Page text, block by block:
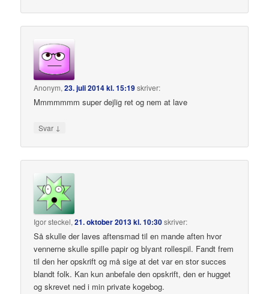
Anonym,23. juli 2014 kl. 15:19skriver:
Mmmmmmm super dejlig ret og nem at lave
Svar ↓
Igor steckel,21. oktober 2013 kl. 10:30skriver:
Så skulle der laves aftensmad til en mande aften hvor
vennerne skulle spille papir og blyant rollespil. Fandt frem
til den her opskrift og må sige at det var en stor succes
blandt folk. Kan kun anbefale den opskrift, den er hugget
og skrevet ned i min private kogebog.